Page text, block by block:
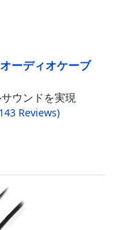
ーディオケーブ
ウンドを実現
Reviews)